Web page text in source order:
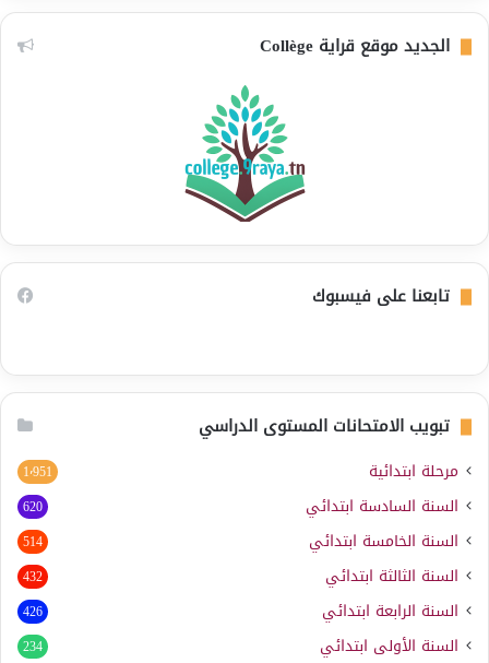
الجديد موقع قراية Collège
تابعنا على فيسبوك
تبويب الامتحانات المستوى الدراسي
مرحلة ابتدائية 1٬951
السنة السادسة ابتدائي 620
السنة الخامسة ابتدائي 514
السنة الثالثة ابتدائي 432
السنة الرابعة ابتدائي 426
السنة الأولى ابتدائي 234